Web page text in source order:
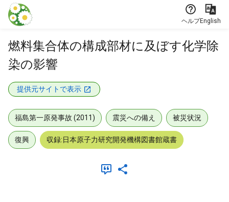
本文に飛ぶ
ヘルプEnglish
燃料集合体の構成部材に及ぼす化学除
染の影響
提供元サイトで表示
福島第一原発事故 (2011) 震災への備え 被災状況
復興 収録:日本原子力研究開発機構図書館蔵書